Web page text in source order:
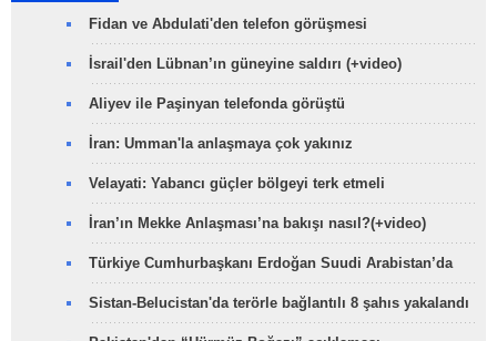
Fidan ve Abdulati'den telefon görüşmesi
İsrail'den Lübnan’ın güneyine saldırı (+video)
Aliyev ile Paşinyan telefonda görüştü
İran: Umman'la anlaşmaya çok yakınız
Velayati: Yabancı güçler bölgeyi terk etmeli
İran’ın Mekke Anlaşması’na bakışı nasıl?(+video)
Türkiye Cumhurbaşkanı Erdoğan Suudi Arabistan’da
Sistan-Belucistan'da terörle bağlantılı 8 şahıs yakalandı